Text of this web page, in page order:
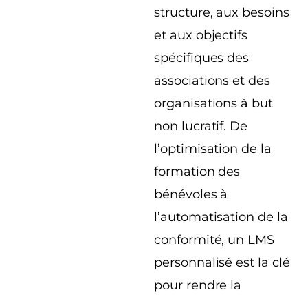
structure, aux besoins
et aux objectifs
spécifiques des
associations et des
organisations à but
non lucratif. De
l’optimisation de la
formation des
bénévoles à
l’automatisation de la
conformité, un LMS
personnalisé est la clé
pour rendre la